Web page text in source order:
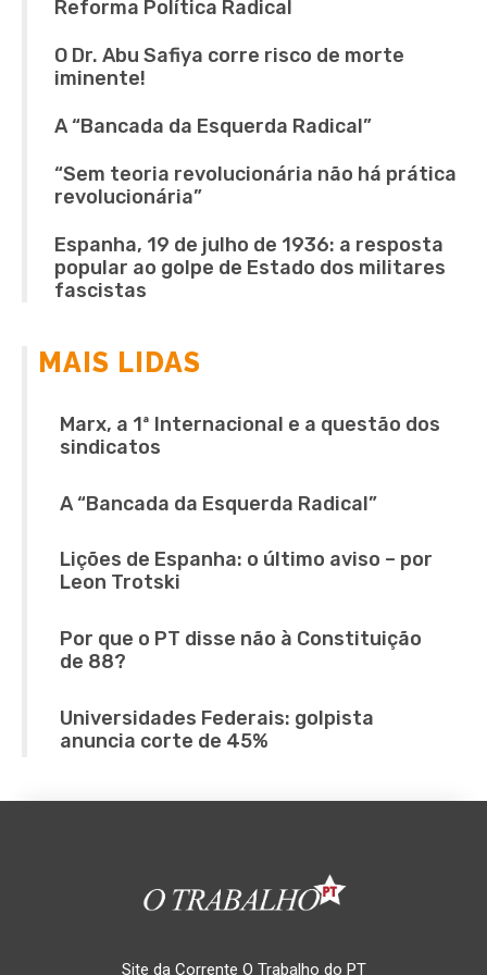
Reforma Política Radical
O Dr. Abu Safiya corre risco de morte
iminente!
A “Bancada da Esquerda Radical”
“Sem teoria revolucionária não há prática
revolucionária”
Espanha, 19 de julho de 1936: a resposta
popular ao golpe de Estado dos militares
fascistas
MAIS LIDAS
Marx, a 1ª Internacional e a questão dos
sindicatos
A “Bancada da Esquerda Radical”
Lições de Espanha: o último aviso – por
Leon Trotski
Por que o PT disse não à Constituição
de 88?
Universidades Federais: golpista
anuncia corte de 45%
Site da Corrente O Trabalho do PT